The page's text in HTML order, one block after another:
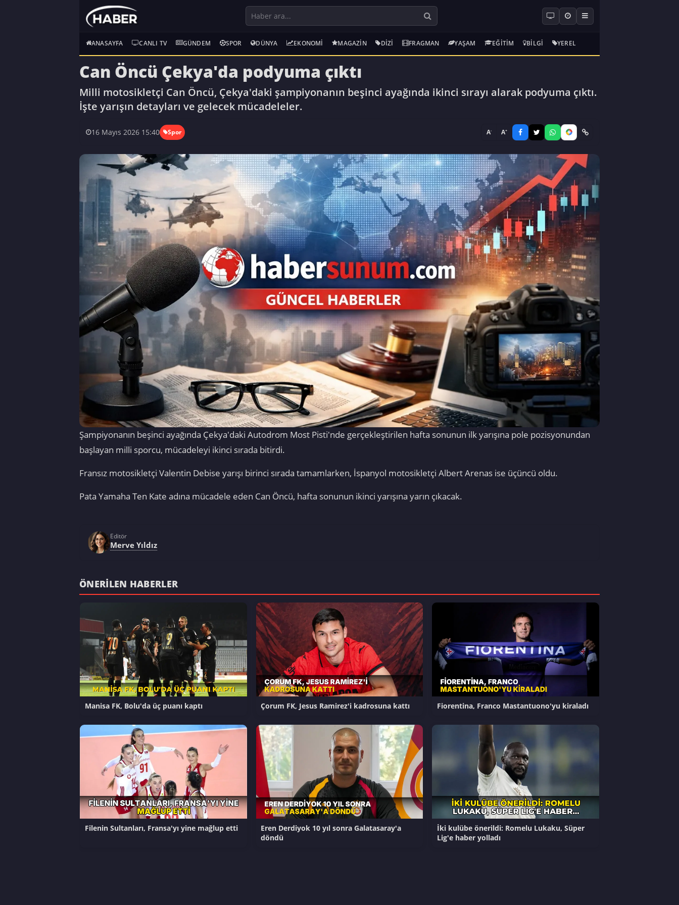
ANASAYFA CANLI TV GÜNDEM SPOR DÜNYA EKONOMI MAGAZIN DIZI FRAGMAN YAŞAM EĞITIM BILGI YEREL
Can Öncü Çekya'da podyuma çıktı
Milli motosikletçi Can Öncü, Çekya'daki şampiyonanın beşinci ayağında ikinci sırayı alarak podyuma çıktı.
İşte yarışın detayları ve gelecek mücadeleler.
16 Mayıs 2026 15:40 Spor A- A+
Şampiyonanın beşinci ayağında Çekya'daki Autodrom Most Pisti'nde gerçekleştirilen hafta sonunun ilk yarışına pole pozisyonundan
başlayan milli sporcu, mücadeleyi ikinci sırada bitirdi.
Fransız motosikletçi Valentin Debise yarışı birinci sırada tamamlarken, İspanyol motosikletçi Albert Arenas ise üçüncü oldu.
Pata Yamaha Ten Kate adına mücadele eden Can Öncü, hafta sonunun ikinci yarışına yarın çıkacak.
Editör
Merve Yıldız
ÖNERILEN HABERLER
Manisa FK, Bolu'da üç puanı kaptı Çorum FK, Jesus Ramirez'i kadrosuna kattı Fiorentina, Franco Mastantuono'yu kiraladı
Filenin Sultanları, Fransa'yı yine mağlup etti
Eren Derdiyok 10 yıl sonra Galatasaray'a
döndü
İki kulübe önerildi: Romelu Lukaku, Süper
Lig'e haber yolladı